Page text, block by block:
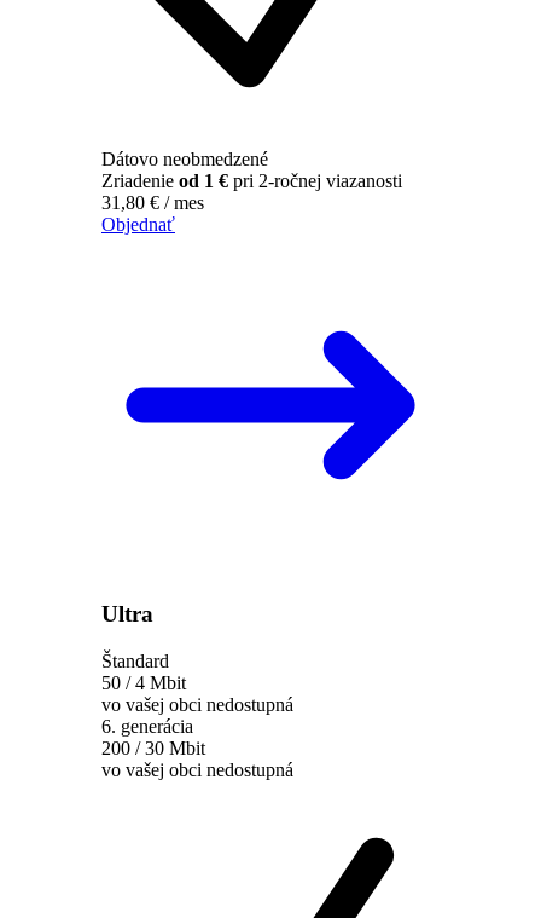
Dátovo neobmedzené
Zriadenie od 1 € pri 2-ročnej viazanosti
31,80 € / mes
Objednať
Ultra
Štandard
50 / 4 Mbit
vo vašej obci nedostupná
6. generácia
200 / 30 Mbit
vo vašej obci nedostupná